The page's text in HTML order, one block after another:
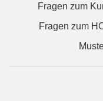
Fragen zum
Fragen zum